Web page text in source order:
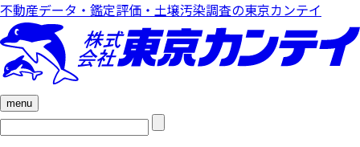
不動産データ・鑑定評価・土壌汚染調査の東京カンテイ
menu
検